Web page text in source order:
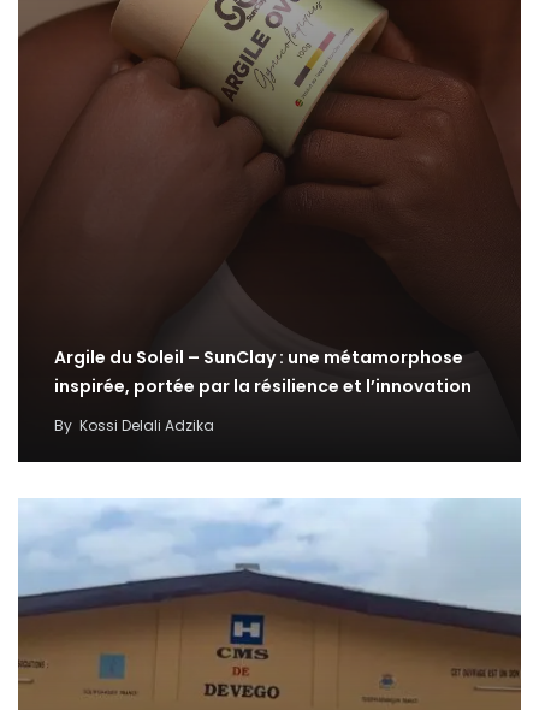
Argile du Soleil – SunClay : une métamorphose
inspirée, portée par la résilience et l’innovation
By Kossi Delali Adzika